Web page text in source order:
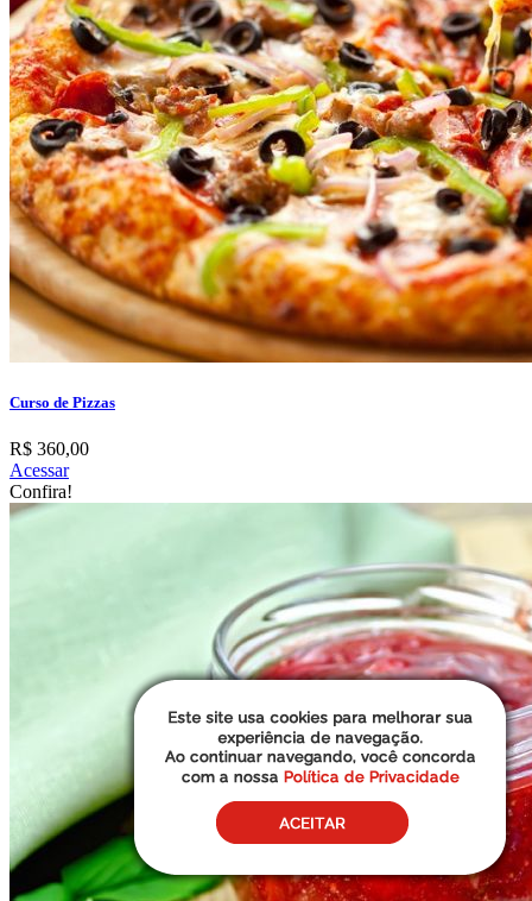
Curso de Pizzas
R$ 360,00
Acessar
Confira!